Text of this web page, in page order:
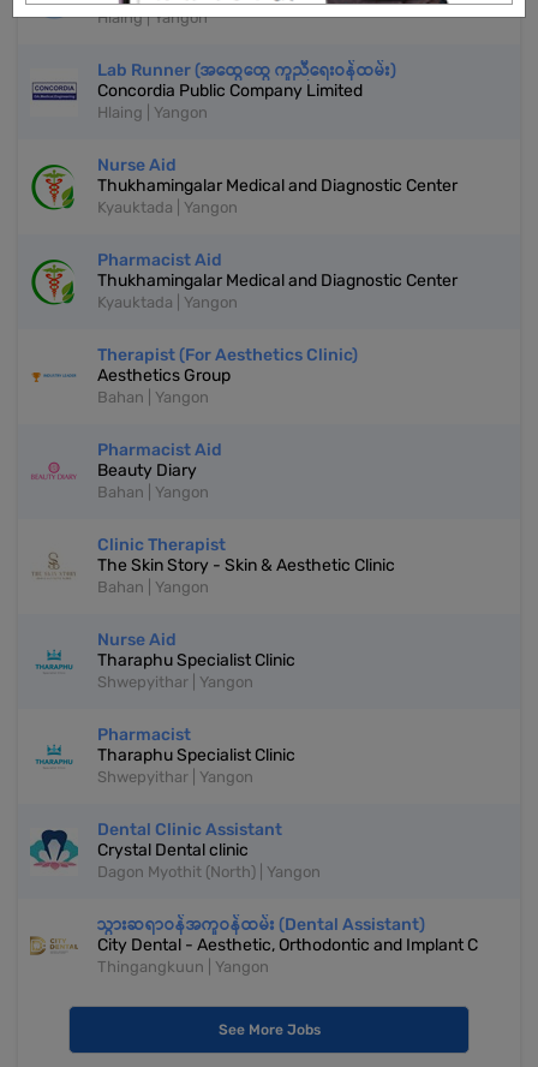
Hlaing | Yangon
Lab Runner (အထွေထွေ ကူညီရေးဝန်ထမ်း)
Concordia Public Company Limited
Hlaing | Yangon
Nurse Aid
Thukhamingalar Medical and Diagnostic Center
Kyauktada | Yangon
Pharmacist Aid
Thukhamingalar Medical and Diagnostic Center
Kyauktada | Yangon
Therapist (For Aesthetics Clinic)
Aesthetics Group
Bahan | Yangon
Pharmacist Aid
Beauty Diary
Bahan | Yangon
Clinic Therapist
The Skin Story - Skin & Aesthetic Clinic
Bahan | Yangon
Nurse Aid
Tharaphu Specialist Clinic
Shwepyithar | Yangon
Pharmacist
Tharaphu Specialist Clinic
Shwepyithar | Yangon
Dental Clinic Assistant
Crystal Dental clinic
Dagon Myothit (North) | Yangon
သွားဆရာဝန်အကူဝန်ထမ်း (Dental Assistant)
City Dental - Aesthetic, Orthodontic and Implant C
Thingangkuun | Yangon
See More Jobs